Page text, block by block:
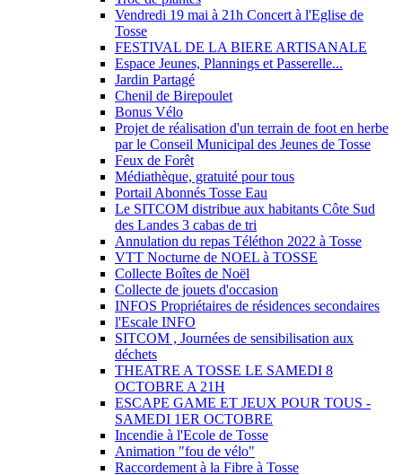
Vendredi 19 mai à 21h Concert à l'Eglise de
Tosse
FESTIVAL DE LA BIERE ARTISANALE
Espace Jeunes, Plannings et Passerelle...
Jardin Partagé
Chenil de Birepoulet
Bonus Vélo
Projet de réalisation d'un terrain de foot en herbe
par le Conseil Municipal des Jeunes de Tosse
Feux de Forêt
Médiathèque, gratuité pour tous
Portail Abonnés Tosse Eau
Le SITCOM distribue aux habitants Côte Sud
des Landes 3 cabas de tri
Annulation du repas Téléthon 2022 à Tosse
VTT Nocturne de NOEL à TOSSE
Collecte Boîtes de Noël
Collecte de jouets d'occasion
INFOS Propriétaires de résidences secondaires
l'Escale INFO
SITCOM , Journées de sensibilisation aux
déchets
THEATRE A TOSSE LE SAMEDI 8
OCTOBRE A 21H
ESCAPE GAME ET JEUX POUR TOUS -
SAMEDI 1ER OCTOBRE
Incendie à l'Ecole de Tosse
Animation "fou de vélo"
Raccordement à la Fibre à Tosse